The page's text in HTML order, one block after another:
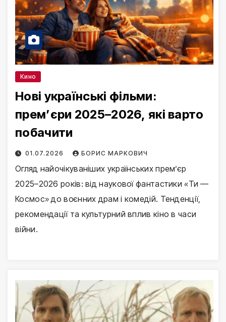
Кино
Нові українські фільми:
прем’єри 2025–2026, які варто
побачити
01.07.2026 БОРИС МАРКОВИЧ
Огляд найочікуваніших українських прем’єр
2025–2026 років: від наукової фантастики «Ти —
Космос» до воєнних драм і комедій. Тенденції,
рекомендації та культурний вплив кіно в часи
війни.